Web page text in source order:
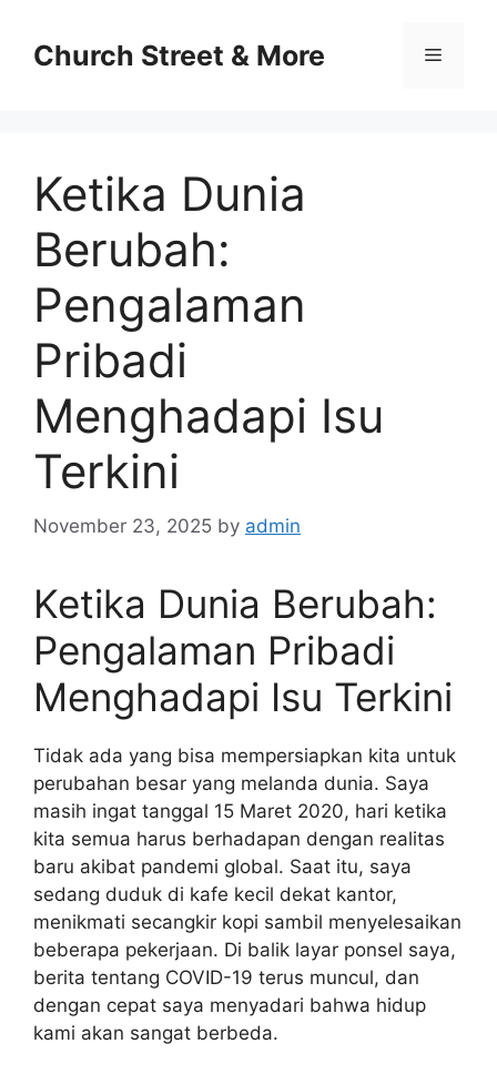
contentChurch Street & More Menu
Ketika Dunia
Berubah:
Pengalaman
Pribadi
Menghadapi Isu
Terkini
November 23, 2025 by admin
Ketika Dunia Berubah:
Pengalaman Pribadi
Menghadapi Isu Terkini
Tidak ada yang bisa mempersiapkan kita untuk
perubahan besar yang melanda dunia. Saya
masih ingat tanggal 15 Maret 2020, hari ketika
kita semua harus berhadapan dengan realitas
baru akibat pandemi global. Saat itu, saya
sedang duduk di kafe kecil dekat kantor,
menikmati secangkir kopi sambil menyelesaikan
beberapa pekerjaan. Di balik layar ponsel saya,
berita tentang COVID-19 terus muncul, dan
dengan cepat saya menyadari bahwa hidup
kami akan sangat berbeda.